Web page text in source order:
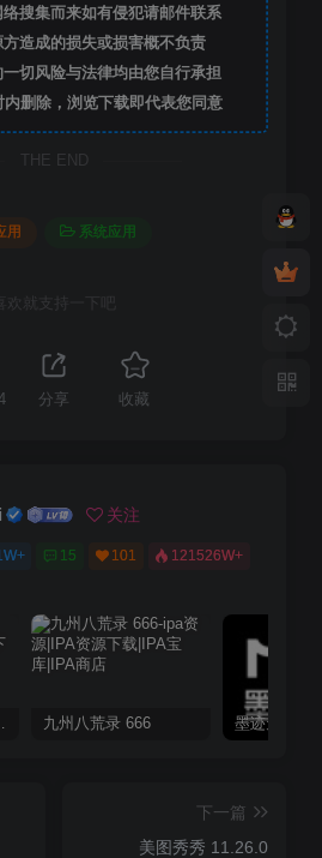
搜集而来如有侵犯请邮件联系
造成的损失或损害概不负责
切风险与法律均由您自行承担
内删除，浏览下载即代表您同意
THE END
用 系统应用
喜欢就支持一下吧
分享 收藏
关注
15 101 121526W+
1.0.0 九州八荒录 666
下一篇
美图秀秀 11.26.0